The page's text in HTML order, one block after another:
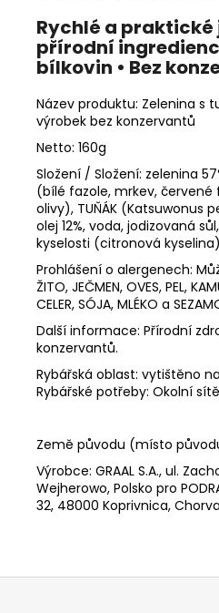
Rychlé a praktické
přírodní
bílkovin • Bez
Název produktu: Zelenina s
výrobek bez konzervantů
Netto: 160g
Složení / Složení: zelenina
(bílé fazole, mrkev, červené
olivy), TUŇÁK (Katsuwonus
olej 12%, voda, jodizovaná
kyselosti (citronová kyselina)
Prohlášení o alergenech:
ŽITO, JEČMEN, OVES, PEL,
CELER, SÓJA, MLÉKO a
Další informace: Přírodní
konzervantů.
Rybářská oblast: vytištěno
Rybářské potřeby: Okolní
Země původu (místo
Výrobce: GRAAL S.A., ul.
Wejherowo, Polsko pro
32, 48000 Koprivnica,
3,93
Z